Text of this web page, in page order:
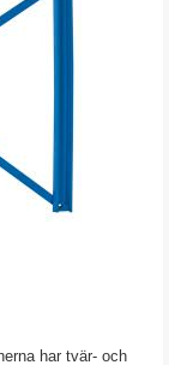
har tvär- och